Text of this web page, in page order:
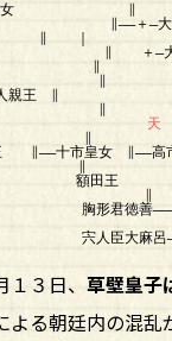
大田皇女 ∥
来皇
皇女 ∥ ｜
＋―
長皇子
舎人親王
十市皇女 ∥――高
上娘 ∥
∥ ＋
百重
子娘 ∥
娘
３日、 草壁皇子
る朝廷内の混